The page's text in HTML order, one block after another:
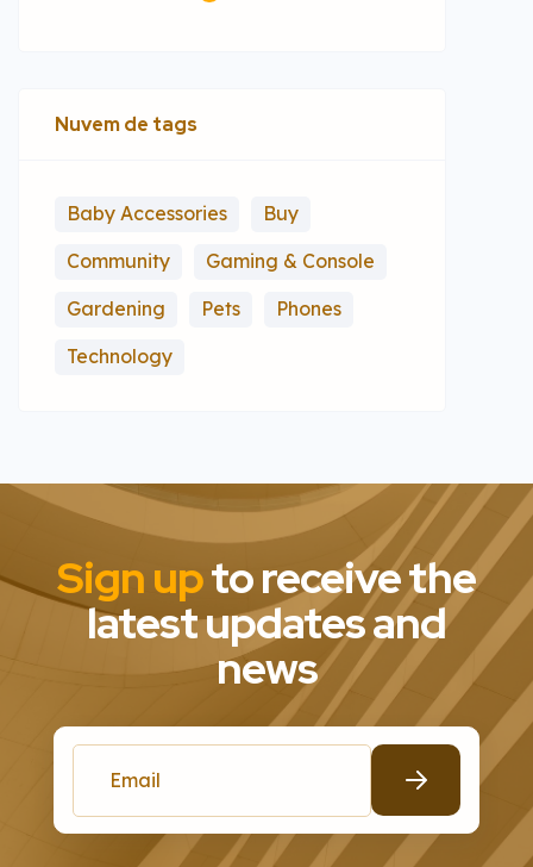
Nuvem de tags
Baby Accessories
Buy
Community
Gaming & Console
Gardening
Pets
Phones
Technology
Sign upto receive the
latest updates and
news